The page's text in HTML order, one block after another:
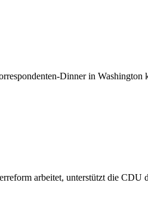
Dinner in Washington
arbeitet, unterstützt die